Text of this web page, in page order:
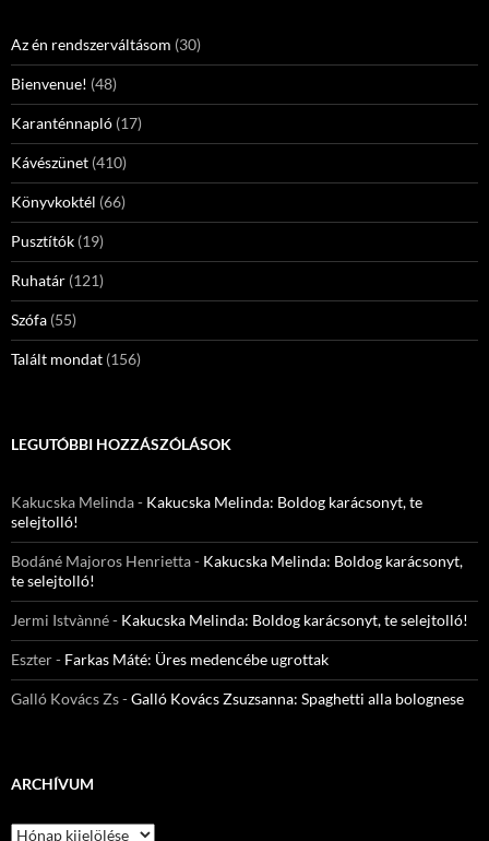
Az én rendszerváltásom (30)
Bienvenue! (48)
Karanténnapló (17)
Kávészünet (410)
Könyvkoktél (66)
Pusztítók (19)
Ruhatár (121)
Szófa (55)
Talált mondat (156)
LEGUTÓBBI HOZZÁSZÓLÁSOK
Kakucska Melinda- Kakucska Melinda: Boldog karácsonyt, te
selejtolló!
Bodáné Majoros Henrietta- Kakucska Melinda: Boldog karácsonyt,
te selejtolló!
Jermi Istvànné- Kakucska Melinda: Boldog karácsonyt, te selejtolló!
Eszter- Farkas Máté: Üres medencébe ugrottak
Galló Kovács Zs-Galló Kovács Zsuzsanna: Spaghetti alla bolognese
ARCHÍVUM
Archívum